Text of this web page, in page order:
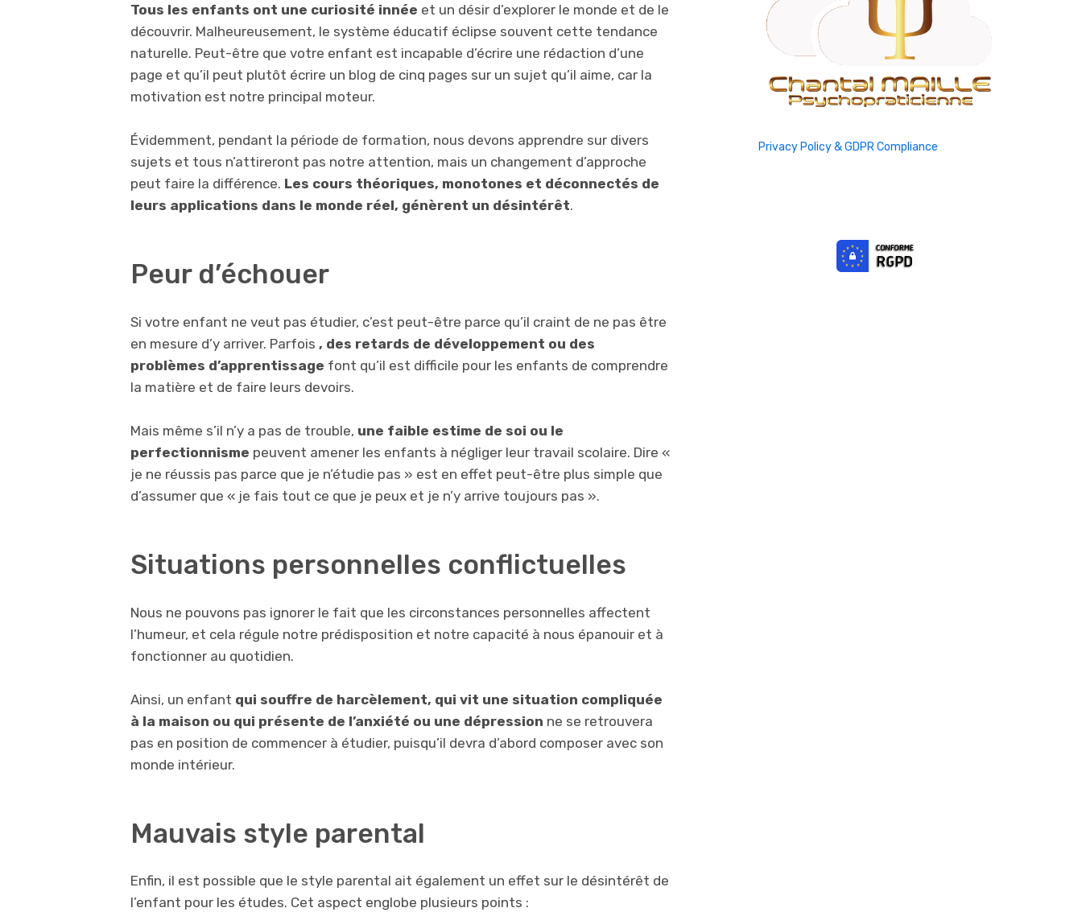
Tous les enfants ont une curiosité innée et un désir d’explorer le monde et de le
découvrir. Malheureusement, le système éducatif éclipse souvent cette tendance
naturelle. Peut-être que votre enfant est incapable d’écrire une rédaction d’une
page et qu’il peut plutôt écrire un blog de cinq pages sur un sujet qu’il aime, car la
motivation est notre principal moteur.
Évidemment, pendant la période de formation, nous devons apprendre sur divers
sujets et tous n’attireront pas notre attention, mais un changement d’approche
peut faire la différence. Les cours théoriques, monotones et déconnectés de
leurs applications dans le monde réel, génèrent un désintérêt.
Peur d’échouer
Si votre enfant ne veut pas étudier, c’est peut-être parce qu’il craint de ne pas être
en mesure d’y arriver. Parfois , des retards de développement ou des
problèmes d’apprentissage font qu’il est difficile pour les enfants de comprendre
la matière et de faire leurs devoirs.
Mais même s’il n’y a pas de trouble, une faible estime de soi ou le
perfectionnisme peuvent amener les enfants à négliger leur travail scolaire. Dire «
je ne réussis pas parce que je n’étudie pas » est en effet peut-être plus simple que
d’assumer que « je fais tout ce que je peux et je n’y arrive toujours pas ».
Situations personnelles conflictuelles
Nous ne pouvons pas ignorer le fait que les circonstances personnelles affectent
l’humeur, et cela régule notre prédisposition et notre capacité à nous épanouir et à
fonctionner au quotidien.
Ainsi, un enfant qui souffre de harcèlement, qui vit une situation compliquée
à la maison ou qui présente de l’anxiété ou une dépression ne se retrouvera
pas en position de commencer à étudier, puisqu’il devra d’abord composer avec son
monde intérieur.
Mauvais style parental
Enfin, il est possible que le style parental ait également un effet sur le désintérêt de
l’enfant pour les études. Cet aspect englobe plusieurs points :
Privacy Policy & GDPR Compliance